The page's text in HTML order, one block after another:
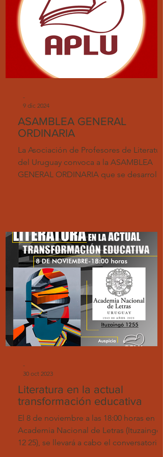
ASAMBLEA GENERAL
ORDINARIA
La Asociación de Profesores de Literatura
del Uruguay convoca a la ASAMBLEA
GENERAL ORDINARIA que se
-
9 dic 2024
Literatura en la actual
transformación educativa
El 8 de noviembre a las 18:00 horas en la
Academia Nacional de Letras (Ituzaingó
12 25), se llevará a cabo el conversatorio "
-
30 oct 2023